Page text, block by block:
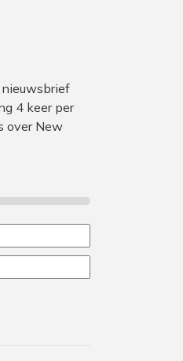
nieuwsbrief
4 keer per
over New